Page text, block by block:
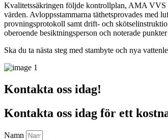
Kvalitetssäkringen följde kontrollplan, AMA VVS
värden. Avloppsstammarna täthetsprovades med
provningsprotokoll samt drift- och
oberoende besiktningsperson och noterade
Ska du ta nästa steg med stambyte och nya
Kontakta oss idag!
Kontakta oss idag för ett
Namn